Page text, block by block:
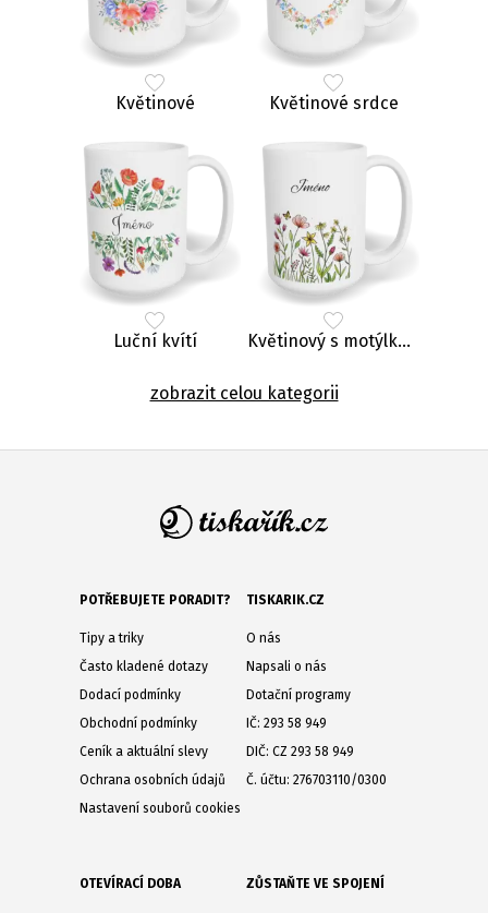
Květinové Květinové srdce
Luční kvítí Květinový s motýlkem
zobrazit celou kategorii
POTŘEBUJETE PORADIT?
Tipy a triky
Často kladené dotazy
Dodací podmínky
Obchodní podmínky
Ceník a aktuální slevy
Ochrana osobních údajů
Nastavení souborů cookies
TISKARIK.CZ
O nás
Napsali o nás
Dotační programy
IČ: 293 58 949
DIČ: CZ 293 58 949
Č. účtu: 276703110/0300
OTEVÍRACÍ DOBA ZŮSTAŇTE VE SPOJENÍ